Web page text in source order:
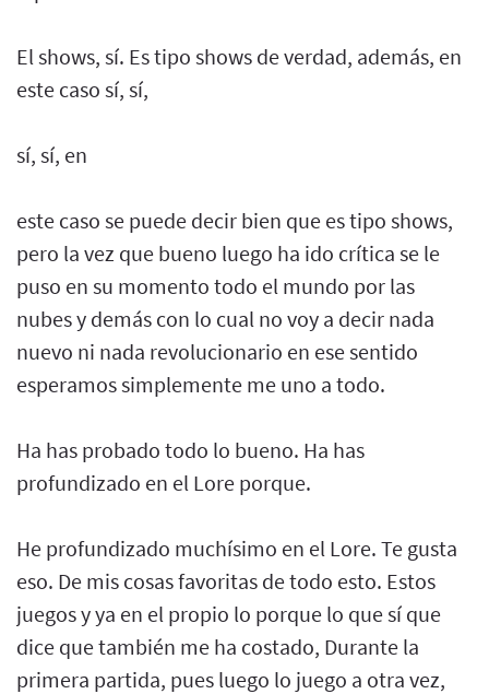
El shows, sí. Es tipo shows de verdad, además, en
este caso sí, sí,
sí, sí, en
este caso se puede decir bien que es tipo shows,
pero la vez que bueno luego ha ido crítica se le
puso en su momento todo el mundo por las
nubes y demás con lo cual no voy a decir nada
nuevo ni nada revolucionario en ese sentido
esperamos simplemente me uno a todo.
Ha has probado todo lo bueno. Ha has
profundizado en el Lore porque.
He profundizado muchísimo en el Lore. Te gusta
eso. De mis cosas favoritas de todo esto. Estos
juegos y ya en el propio lo porque lo que sí que
dice que también me ha costado, Durante la
primera partida, pues luego lo juego a otra vez,